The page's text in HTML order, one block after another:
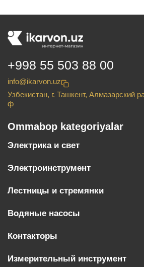
+998 55 503 88 00
info@ikarvon.uz
Узбекистан, г. Ташкент, Алмазарский
ф
Ommabop kategoriyalar
Электрика и свет
Электроинструмент
Лестницы и стремянки
Водяные насосы
Контакторы
Измерительный инструмент